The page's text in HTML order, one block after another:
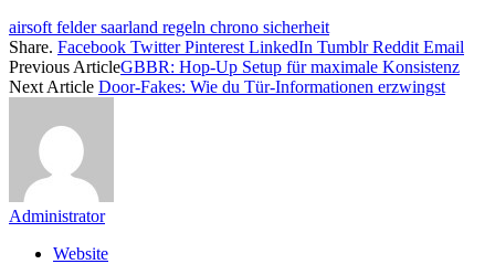
airsoft felder saarland regeln chrono sicherheit
Share. Facebook Twitter Pinterest LinkedIn Tumblr Reddit Email
Previous ArticleGBBR: Hop-Up Setup für maximale Konsistenz
Next Article Door-Fakes: Wie du Tür-Informationen erzwingst
Administrator
Website